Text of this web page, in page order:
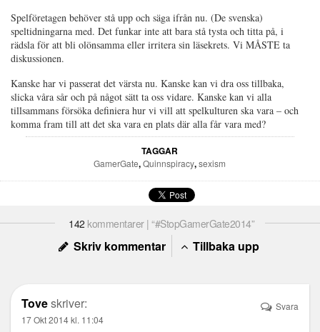
Spelföretagen behöver stå upp och säga ifrån nu. (De svenska)
speltidningarna med. Det funkar inte att bara stå tysta och titta på, i
rädsla för att bli olönsamma eller irritera sin läsekrets. Vi MÅSTE ta
diskussionen.
Kanske har vi passerat det värsta nu. Kanske kan vi dra oss tillbaka,
slicka våra sår och på något sätt ta oss vidare. Kanske kan vi alla
tillsammans försöka definiera hur vi vill att spelkulturen ska vara – och
komma fram till att det ska vara en plats där alla får vara med?
TAGGAR
GamerGate,Quinnspiracy,sexism
142 kommentarer | “#StopGamerGate2014”
Skriv kommentar Tillbaka upp
Toveskriver:
17 Okt 2014 kl. 11:04
Svara